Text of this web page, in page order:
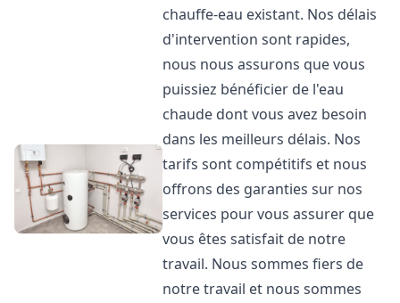
chauffe-eau existant. Nos délais
d'intervention sont rapides,
nous nous assurons que vous
puissiez bénéficier de l'eau
chaude dont vous avez besoin
dans les meilleurs délais. Nos
tarifs sont compétitifs et nous
offrons des garanties sur nos
services pour vous assurer que
vous êtes satisfait de notre
travail. Nous sommes fiers de
notre travail et nous sommes